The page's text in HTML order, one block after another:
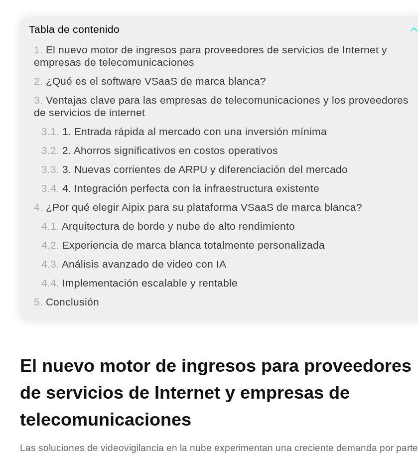
Tabla de contenido
El nuevo motor de ingresos para proveedores de servicios de Internet y
empresas de telecomunicaciones
¿Qué es el software VSaaS de marca blanca?
Ventajas clave para las empresas de telecomunicaciones y los proveedores
de servicios de internet
1. Entrada rápida al mercado con una inversión mínima
2. Ahorros significativos en costos operativos
3. Nuevas corrientes de ARPU y diferenciación del mercado
4. Integración perfecta con la infraestructura existente
¿Por qué elegir Aipix para su plataforma VSaaS de marca blanca?
Arquitectura de borde y nube de alto rendimiento
Experiencia de marca blanca totalmente personalizada
Análisis avanzado de video con IA
Implementación escalable y rentable
Conclusión
El nuevo motor de ingresos para proveedores
de servicios de Internet y empresas de
telecomunicaciones
Las soluciones de videovigilancia en la nube experimentan una creciente demanda por parte